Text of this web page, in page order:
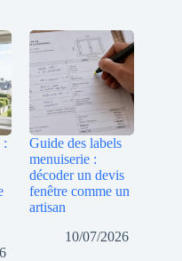
:
Guide des labels
menuiserie :
décoder un devis
fenêtre comme un
artisan
10/07/2026